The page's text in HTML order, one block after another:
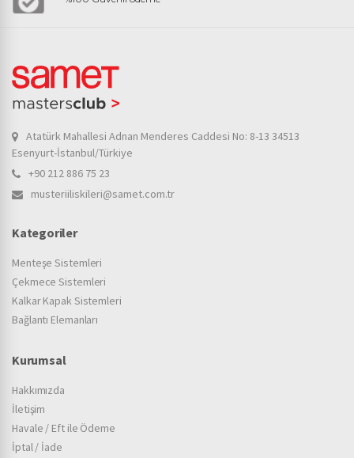
Atatürk Mahallesi Adnan Menderes Caddesi No: 8-13 34513
Esenyurt-İstanbul/Türkiye
+90 212 886 75 23
musteriiliskileri@samet.com.tr
Kategoriler
Menteşe Sistemleri
Çekmece Sistemleri
Kalkar Kapak Sistemleri
Bağlantı Elemanları
Kurumsal
Hakkımızda
İletişim
Havale / Eft ile Ödeme
İptal / İade